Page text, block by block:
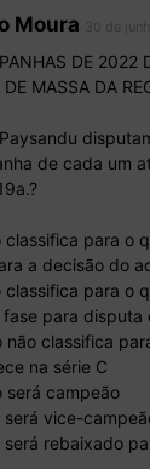
Moura
DE 2022
DE MASSA DA
de cada um
classifica para o
a decisão do
classifica para o
para disputa
não classifica
na série C
será campeão
será vice-
será rebaixado